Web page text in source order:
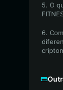
5. O
6.